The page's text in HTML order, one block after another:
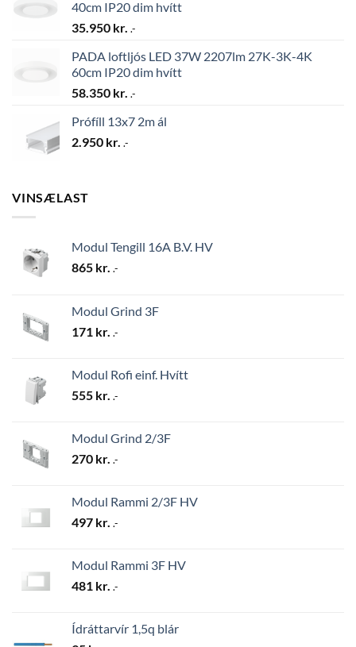
40cm IP20 dim hvítt
35.950 kr. .-
PADA loftljós LED 37W 2207lm 27K-3K-4K
60cm IP20 dim hvítt
58.350 kr. .-
Prófíll 13x7 2m ál
2.950 kr. .-
VINSÆLAST
Modul Tengill 16A B.V. HV
865 kr. .-
Modul Grind 3F
171 kr. .-
Modul Rofi einf. Hvítt
555 kr. .-
Modul Grind 2/3F
270 kr. .-
Modul Rammi 2/3F HV
497 kr. .-
Modul Rammi 3F HV
481 kr. .-
Ídráttarvír 1,5q blár